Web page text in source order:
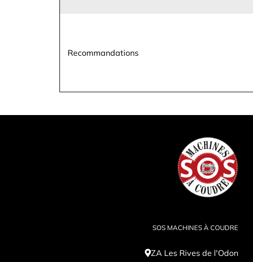
Recommandations
SOS MACHINES À COUDRE
ZA Les Rives de l'Odon